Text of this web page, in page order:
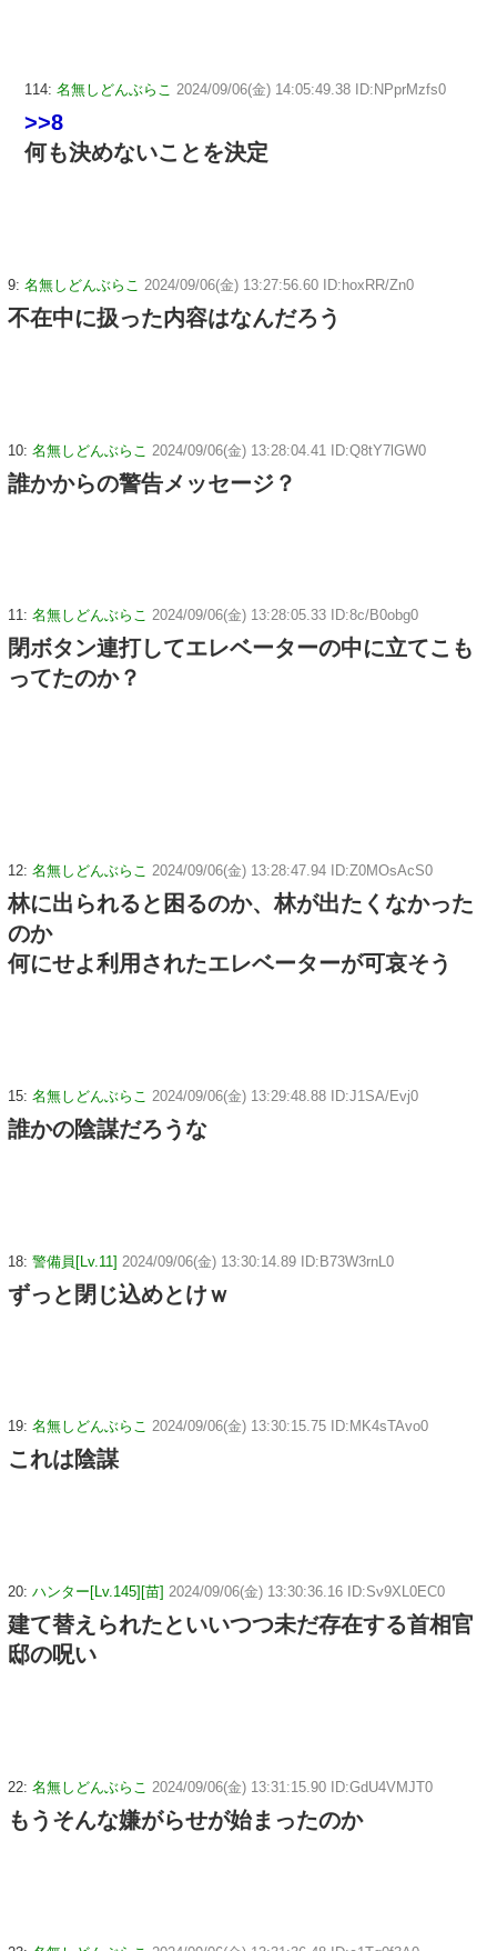
114: 名無しどんぶらこ 2024/09/06(金) 14:05:49.38 ID:NPprMzfs0
>>8
何も決めないことを決定
9: 名無しどんぶらこ 2024/09/06(金) 13:27:56.60 ID:hoxRR/Zn0
不在中に扱った内容はなんだろう
10: 名無しどんぶらこ 2024/09/06(金) 13:28:04.41 ID:Q8tY7lGW0
誰かからの警告メッセージ？
11: 名無しどんぶらこ 2024/09/06(金) 13:28:05.33 ID:8c/B0obg0
閉ボタン連打してエレベーターの中に立てこも
ってたのか？
12: 名無しどんぶらこ 2024/09/06(金) 13:28:47.94 ID:Z0MOsAcS0
林に出られると困るのか、林が出たくなかった
のか
何にせよ利用されたエレベーターが可哀そう
15: 名無しどんぶらこ 2024/09/06(金) 13:29:48.88 ID:J1SA/Evj0
誰かの陰謀だろうな
18: 警備員[Lv.11] 2024/09/06(金) 13:30:14.89 ID:B73W3rnL0
ずっと閉じ込めとけｗ
19: 名無しどんぶらこ 2024/09/06(金) 13:30:15.75 ID:MK4sTAvo0
これは陰謀
20: ハンター[Lv.145][苗] 2024/09/06(金) 13:30:36.16 ID:Sv9XL0EC0
建て替えられたといいつつ未だ存在する首相官
邸の呪い
22: 名無しどんぶらこ 2024/09/06(金) 13:31:15.90 ID:GdU4VMJT0
もうそんな嫌がらせが始まったのか